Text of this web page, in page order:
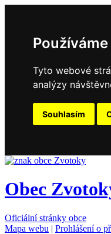
Tyto webové
analýzy
Souhlasím
Obec
Oficiální stránky obce
Mapa webu | Prohlášení o